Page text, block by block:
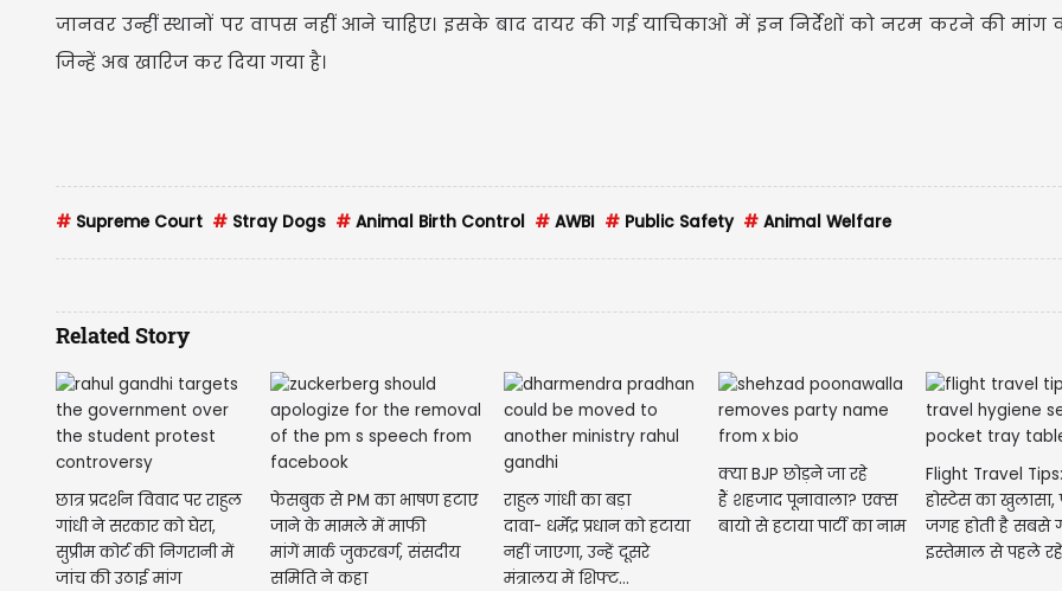
जानवर उन्हीं स्थानों पर वापस नहीं आने चाहिए। इसके बाद दायर की गई याचिकाओं में इन निर्देशों को नरम करने की मांग
जिन्हें अब खारिज कर दिया गया है।
# Supreme Court # Stray Dogs # Animal Birth Control # AWBI # Public Safety # Animal Welfare
Related Story
छात्र प्रदर्शन विवाद पर राहुल
गांधी ने सरकार को घेरा,
सुप्रीम कोर्ट की निगरानी में
जांच की उठाई मांग
फेसबुक से PM का भाषण हटाए
जाने के मामले में माफी
मांगें मार्क जुकरबर्ग, संसदीय
समिति ने कहा
राहुल गांधी का बड़ा
दावा- धर्मेंद्र प्रधान को हटाया
नहीं जाएगा, उन्हें दूसरे
मंत्रालय में शिफ्ट...
क्या BJP छोड़ने जा रहे
हैं शहजाद पूनावाला? एक्स
बायो से हटाया पार्टी का नाम
Flight Travel
होस्टेस का
जगह होती है सबसे
इस्तेमाल से पहले